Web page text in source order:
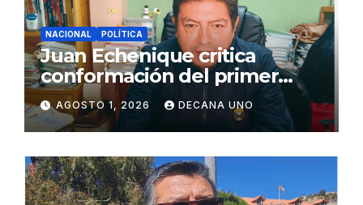
NACIONAL POLÍTICA
Juan Echenique critica
conformación del primer
gabinete ministerial de Keiko
Fujimori
AGOSTO 1, 2026 DECANA UNO